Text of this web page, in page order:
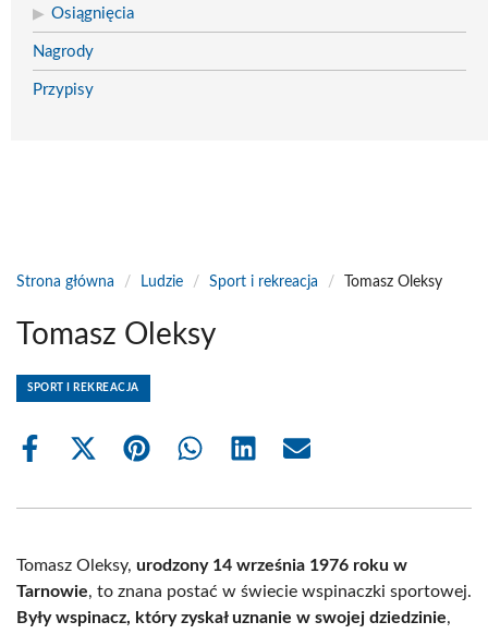
Osiągnięcia
Nagrody
Przypisy
Strona główna / Ludzie / Sport i rekreacja / Tomasz Oleksy
Tomasz Oleksy
SPORT I REKREACJA
Share
Share
(Twitter)
Share Share Share Share
Tomasz Oleksy, urodzony 14 września 1976 roku w
Tarnowie, to znana postać w świecie wspinaczki sportowej.
Były wspinacz, który zyskał uznanie w swojej dziedzinie,